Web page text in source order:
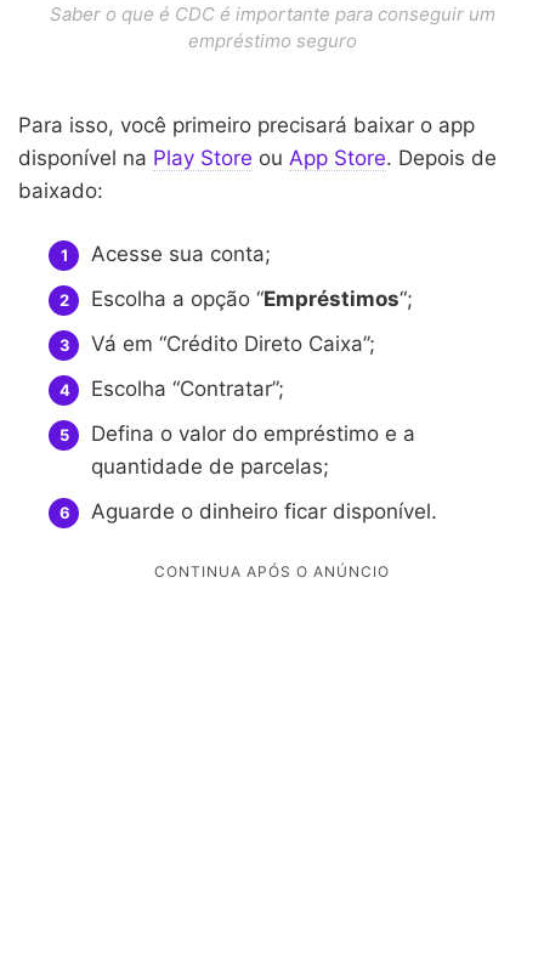
Saber o que é CDC é importante para conseguir um
empréstimo seguro
Para isso, você primeiro precisará baixar o app
disponível na Play Store ou App Store. Depois de
baixado:
Acesse sua conta;
Escolha a opção “Empréstimos“;
Vá em “Crédito Direto Caixa”;
Escolha “Contratar”;
Defina o valor do empréstimo e a
quantidade de parcelas;
Aguarde o dinheiro ficar disponível.